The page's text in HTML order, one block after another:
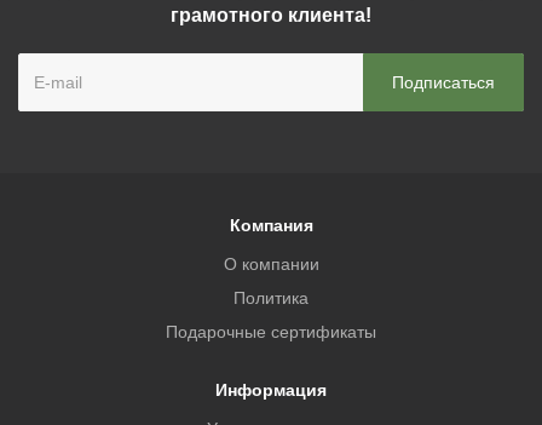
грамотного клиента!
Компания
О компании
Политика
Подарочные сертификаты
Информация